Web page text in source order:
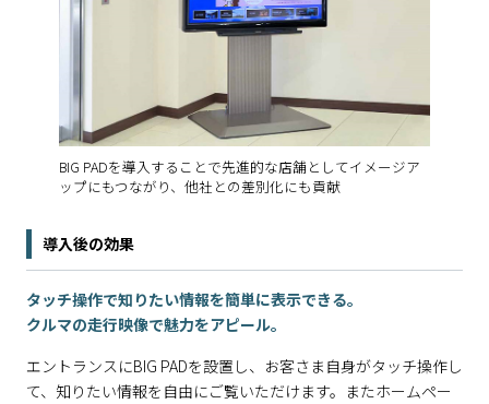
BIG PADを導入することで先進的な店舗としてイメージア
ップにもつながり、他社との差別化にも貢献
導入後の効果
タッチ操作で知りたい情報を簡単に表示できる。
クルマの走行映像で魅力をアピール。
エントランスにBIG PADを設置し、お客さま自身がタッチ操作し
て、知りたい情報を自由にご覧いただけます。またホームペー